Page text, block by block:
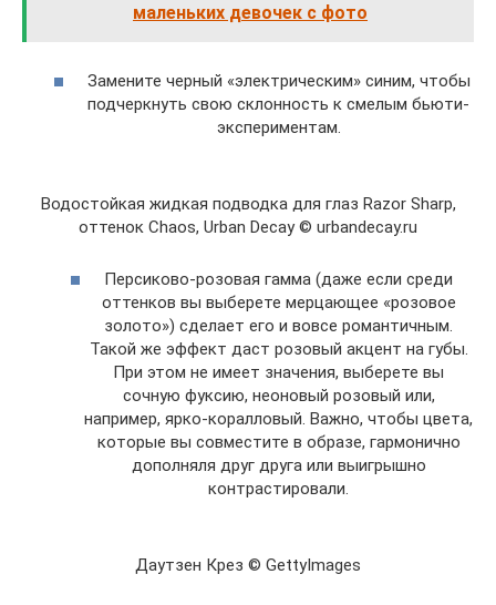
маленьких девочек с фото
Замените черный «электрическим» синим, чтобы
подчеркнуть свою склонность к смелым бьюти-
экспериментам.
Водостойкая жидкая подводка для глаз Razor Sharp,
оттенок Chaos, Urban Decay © urbandecay.ru
Персиково-розовая гамма (даже если среди
оттенков вы выберете мерцающее «розовое
золото») сделает его и вовсе романтичным.
Такой же эффект даст розовый акцент на губы.
При этом не имеет значения, выберете вы
сочную фуксию, неоновый розовый или,
например, ярко-коралловый. Важно, чтобы цвета,
которые вы совместите в образе, гармонично
дополняля друг друга или выигрышно
контрастировали.
Даутзен Крез © GettyImages